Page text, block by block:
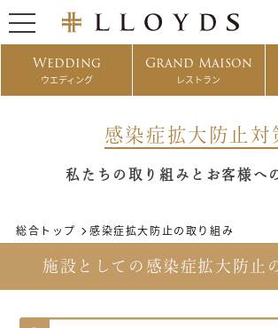
Wedding
ウエディング
Grand Maison
レストラン
感染症拡大防止対
私たちの取り組みとお客様へ
総合トップ 感染症拡大防止の取り組み
施設としての感染症拡大防止